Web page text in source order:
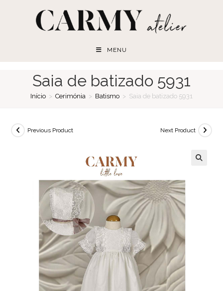
MENU
Saia de batizado 5931
Início > Cerimónia > Batismo > Saia de batizado 5931
Previous Product Next Product